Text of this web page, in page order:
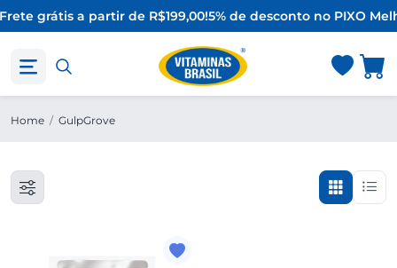
grátis a partir de R$199,00!5% de desconto no PIXO
Home / GulpGrove